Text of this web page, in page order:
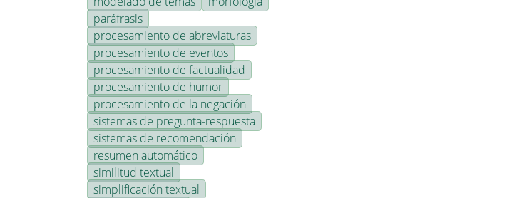
paráfrasis
procesamiento de abreviaturas
procesamiento de eventos
procesamiento de factualidad
procesamiento de humor
procesamiento de la negación
sistemas de pregunta-respuesta
sistemas de recomendación
resumen automático
similitud textual
simplificación textual